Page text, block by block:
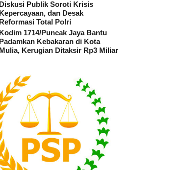
Diskusi Publik Soroti Krisis
Kepercayaan, dan Desak
Reformasi Total Polri
Kodim 1714/Puncak Jaya Bantu
Padamkan Kebakaran di Kota
Mulia, Kerugian Ditaksir Rp3 Miliar